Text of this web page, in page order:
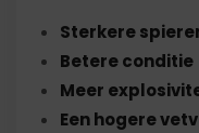
Sterkere
Betere conditie
Meer
Een hogere